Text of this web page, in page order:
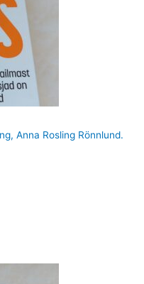
Anna Rosling Rönnlund.